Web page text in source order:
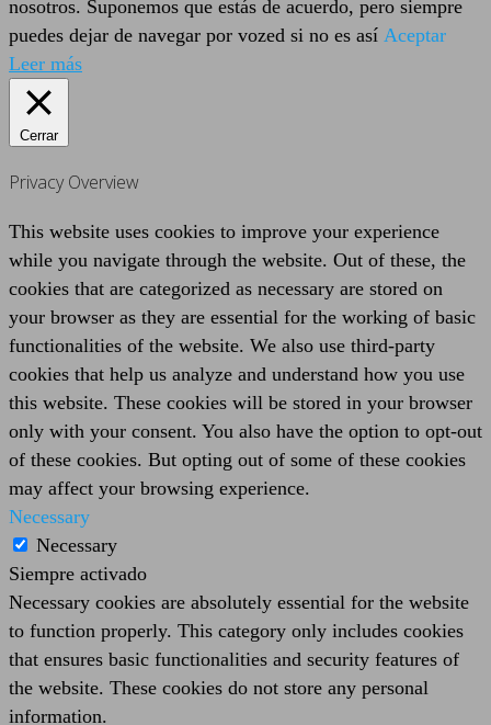
nosotros. Suponemos que estás de acuerdo, pero siempre
puedes dejar de navegar por vozed si no es así Aceptar
Leer más
Cerrar
Privacy Overview
This website uses cookies to improve your experience
while you navigate through the website. Out of these, the
cookies that are categorized as necessary are stored on
your browser as they are essential for the working of basic
functionalities of the website. We also use third-party
cookies that help us analyze and understand how you use
this website. These cookies will be stored in your browser
only with your consent. You also have the option to opt-out
of these cookies. But opting out of some of these cookies
may affect your browsing experience.
Necessary
Necessary
Siempre activado
Necessary cookies are absolutely essential for the website
to function properly. This category only includes cookies
that ensures basic functionalities and security features of
the website. These cookies do not store any personal
information.